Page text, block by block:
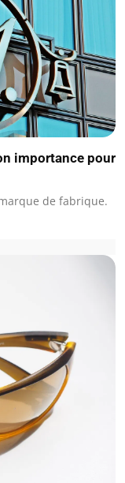
importance pour
de fabrique.